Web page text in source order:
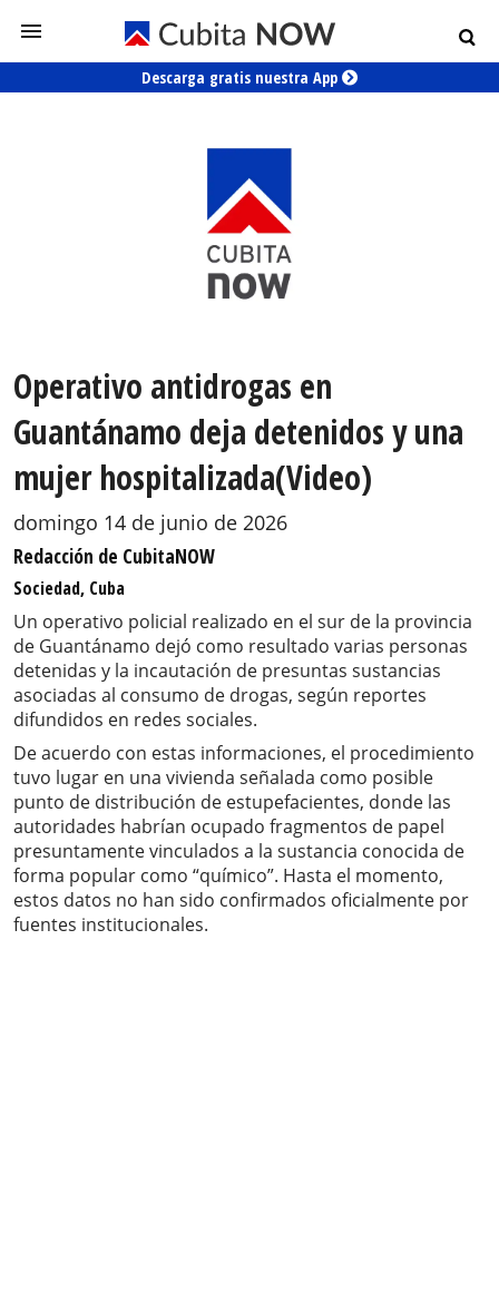
Descarga gratis nuestra App
Operativo antidrogas en
Guantánamo deja detenidos y una
mujer hospitalizada(Video)
domingo 14 de junio de 2026
Redacción de CubitaNOW
Sociedad, Cuba
Un operativo policial realizado en el sur de la provincia
de Guantánamo dejó como resultado varias personas
detenidas y la incautación de presuntas sustancias
asociadas al consumo de drogas, según reportes
difundidos en redes sociales.
De acuerdo con estas informaciones, el procedimiento
tuvo lugar en una vivienda señalada como posible
punto de distribución de estupefacientes, donde las
autoridades habrían ocupado fragmentos de papel
presuntamente vinculados a la sustancia conocida de
forma popular como “químico”. Hasta el momento,
estos datos no han sido confirmados oficialmente por
fuentes institucionales.